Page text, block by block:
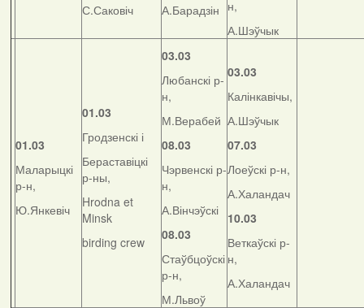
С.Саковіч
А.Барадзін н,
А.Шэўчык
01.03
Маларыцкі
р-н,
Ю.Янкевіч
01.03
Гродзенскі і
Бераставіцкі
р-ны,
Hrodna et
Minsk
birding crew
03.03
Любанскі р-
н,
М.Верабей
08.03
Чэрвенскі р-
н,
А.Вінчэўскі
08.03
Стаўбцоўскі
р-н,
М.Львоў
03.03
Калінкавічы,
А.Шэўчык
07.03
Лоеўскі р-н,
А.Халандач
10.03
Веткаўскі р-
н,
А.Халандач